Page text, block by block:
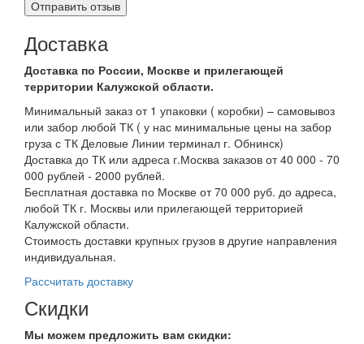
Доставка
Доставка по России, Москве и прилегающей
территории Калужской области.
Минимальный заказ от 1 упаковки ( коробки) – самовывоз
или забор любой ТК ( у нас минимальные цены на забор
груза с ТК Деловые Линии терминал г. Обнинск)
Доставка до ТК или адреса г.Москва заказов от 40 000 - 70
000 рублей - 2000 рублей.
Бесплатная доставка по Москве от 70 000 руб. до адреса,
любой ТК г. Москвы или прилегающей территорией
Калужской области.
Стоимость доставки крупных грузов в другие направления
индивидуальная.
Рассчитать доставку
Скидки
Мы можем предложить вам скидки: